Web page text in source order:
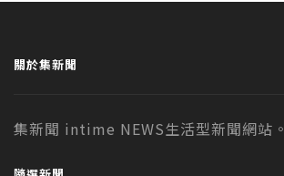
關於集新聞
集新聞 intime NEWS生活型新聞網站。